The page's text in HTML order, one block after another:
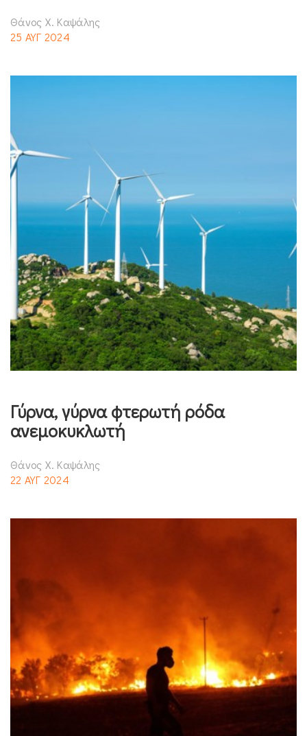
Θάνος Χ. Καψάλης
25 ΑΥΓ 2024
Γύρνα, γύρνα φτερωτή ρόδα
ανεμοκυκλωτή
Θάνος Χ. Καψάλης
22 ΑΥΓ 2024